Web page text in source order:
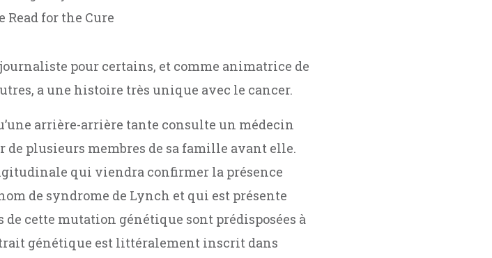
for the Cure
pour certains, et comme animatrice de
a une histoire très unique avec le cancer.
arrière-arrière tante consulte un médecin
de plusieurs membres de sa famille avant elle.
qui viendra confirmer la présence
de syndrome de Lynch et qui est présente
cette mutation génétique sont prédisposées à
génétique est littéralement inscrit dans